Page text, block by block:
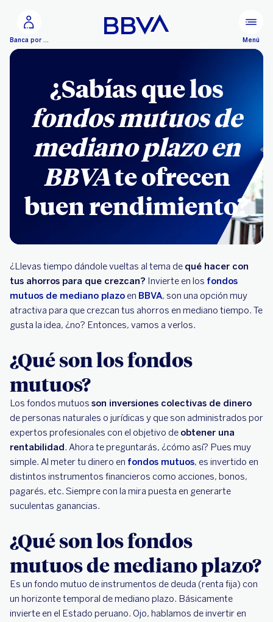
Banca por Internet Menú
¿Sabías que los
fondos mutuos de
mediano plazo en
BBVAte ofrecen
buen rendimiento?
¿Llevas tiempo dándole vueltas al tema de qué hacer con
tus ahorros para que crezcan? Invierte en los fondos
mutuos de mediano plazo en BBVA, son una opción muy
atractiva para que crezcan tus ahorros en mediano tiempo. Te
gusta la idea, ¿no? Entonces, vamos a verlos.
¿Qué son los fondos
mutuos?
Los fondos mutuos son inversiones colectivas de dinero
de personas naturales o jurídicas y que son administrados por
expertos profesionales con el objetivo de obtener una
rentabilidad. Ahora te preguntarás, ¿cómo así? Pues muy
simple. Al meter tu dinero en fondos mutuos, es invertido en
distintos instrumentos financieros como acciones, bonos,
pagarés, etc. Siempre con la mira puesta en generarte
suculentas ganancias.
¿Qué son los fondos
mutuos de mediano plazo?
Es un fondo mutuo de instrumentos de deuda (renta fija) con
un horizonte temporal de mediano plazo. Básicamente
invierte en el Estado peruano. Ojo, hablamos de invertir en